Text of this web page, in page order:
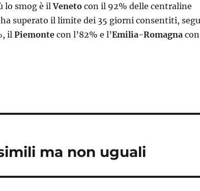
lo smog è ilVenetocon il 92% delle centraline
superato il limite dei 35 giorni consentiti,
ilPiemontecon l’82% e l’Emilia-Romagnacon
ma non uguali